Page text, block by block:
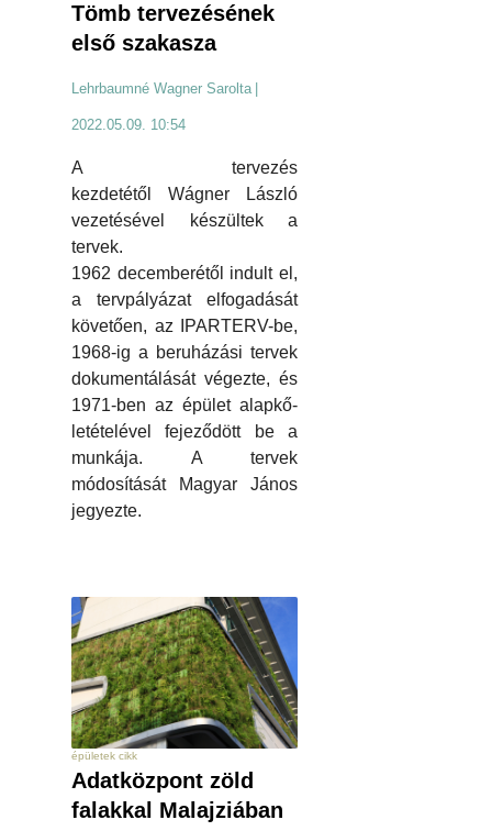
Tömb tervezésének
első szakasza
Lehrbaumné Wagner Sarolta
2022.05.09. 10:54
A tervezés
kezdetétől Wágner László
vezetésével készültek a
tervek.
1962 decemberétől indult el,
a tervpályázat elfogadását
követően, az IPARTERV-be,
1968-ig a beruházási tervek
dokumentálását végezte, és
1971-ben az épület alapkő-
letételével fejeződött be a
munkája. A tervek
módosítását Magyar János
jegyezte.
épületek cikk
Adatközpont zöld
falakkal Malajziában